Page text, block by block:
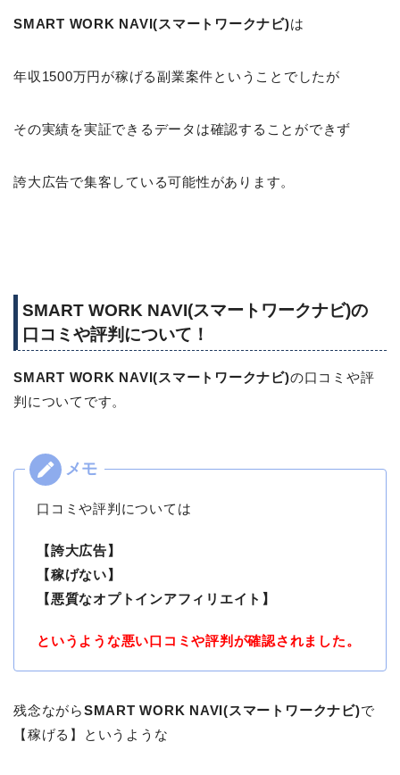
SMART WORK NAVI(スマートワークナビ)は
年収1500万円が稼げる副業案件ということでしたが
その実績を実証できるデータは確認することができず
誇大広告で集客している可能性があります。
SMART WORK NAVI(スマートワークナビ)の
口コミや評判について！
SMART WORK NAVI(スマートワークナビ)の口コミや評
判についてです。
口コミや評判については
【誇大広告】
【稼げない】
【悪質なオプトインアフィリエイト】
というような悪い口コミや評判が確認されました。
残念ながらSMART WORK NAVI(スマートワークナビ)で
【稼げる】というような